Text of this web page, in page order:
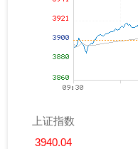
上证指数
3940.04